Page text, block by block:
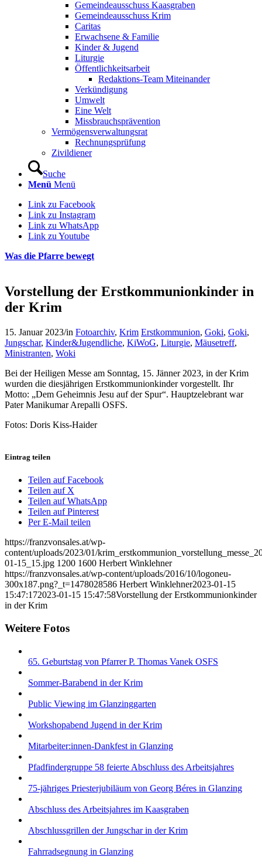
Gemeindeausschuss Kaasgraben
Gemeindeausschuss Krim
Caritas
Erwachsene & Familie
Kinder & Jugend
Liturgie
Öffentlichkeitsarbeit
Redaktions-Team Miteinander
Verkündigung
Umwelt
Eine Welt
Missbrauchsprävention
Vermögensverwaltungsrat
Rechnungsprüfung
Zivildiener
Suche
Menü Menü
Link zu Facebook
Link zu Instagram
Link zu WhatsApp
Link zu Youtube
Was die Pfarre bewegt
Vorstellung der Erstkommunionkinder in
der Krim
15. Januar 2023/in Fotoarchiv, Krim Erstkommunion, Goki, Goki,
Jungschar, Kinder&Jugendliche, KiWoG, Liturgie, Mäusetreff,
Ministranten, Woki
Bei der Heiligen Messe am Sonntag, 15. Jänner 2023, in der Krim
wurden die diesjährigen Erstkommunionkinder vorgestellt. Ihr
Motto: „Dem Geheimnis Jesu auf der Spur“. Hauptzelebrant war
Pater Manikumar Arepalli OSFS.
Fotos: Doris Kiss-Haider
Eintrag teilen
Teilen auf Facebook
Teilen auf X
Teilen auf WhatsApp
Teilen auf Pinterest
Per E-Mail teilen
https://franzvonsales.at/wp-
content/uploads/2023/01/
01-15_15.jpg 1200 1600 Herbert Winklehner
https://franzvonsales.at/wp-content/uploads/2016/10/logoneu-
300x187.png?_t=1478028586 Herbert Winklehner2023-01-15
15:47:172023-01-15 15:47:58Vorstellung der Erstkommunionkinder
in der Krim
Weitere Fotos
65. Geburtstag von Pfarrer P. Thomas Vanek OSFS
Sommer-Barabend in der Krim
Public Viewing im Glanzinggarten
Workshopabend Jugend in der Krim
Mitarbeiter:innen-Dankfest in Glanzing
Pfadfindergruppe 58 feierte Abschluss des Arbeitsjahres
75-jähriges Priesterjubiläum von Georg Béres in Glanzing
Abschluss des Arbeitsjahres im Kaasgraben
Abschlussgrillen der Jungschar in der Krim
Fahrradsegnung in Glanzing